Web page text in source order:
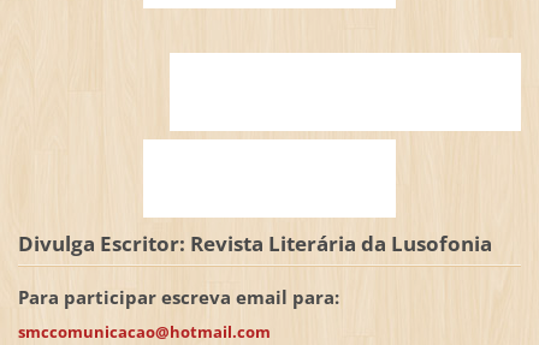
Divulga Escritor: Revista Literária da Lusofonia
Para participar escreva email para:
smccomunicacao@hotmail.com